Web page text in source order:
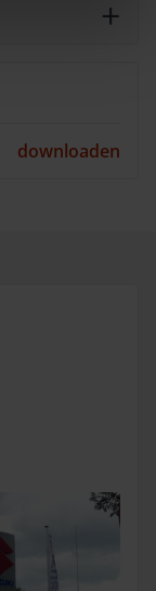
downloaden